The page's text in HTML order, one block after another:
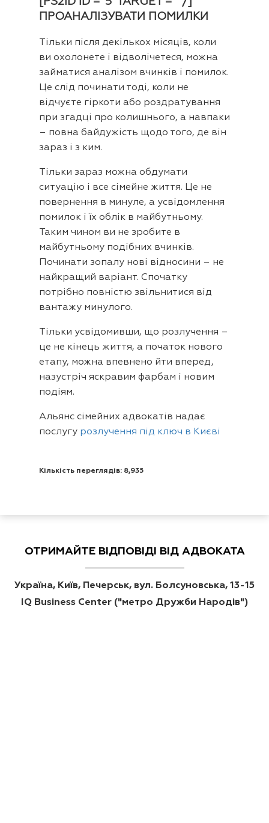
ПРОАНАЛІЗУВАТИ ПОМИЛКИ
Тільки після декількох місяців, коли
ви охолонете і відволічетеся, можна
займатися аналізом вчинків і помилок.
Це слід починати тоді, коли не
відчуєте гіркоти або роздратування
при згадці про колишнього, а навпаки
– повна байдужість щодо того, де він
зараз і з ким.
Тільки зараз можна обдумати
ситуацію і все сімейне життя. Це не
повернення в минуле, а усвідомлення
помилок і їх облік в майбутньому.
Таким чином ви не зробите в
майбутньому подібних вчинків.
Починати зопалу нові відносини – не
найкращий варіант. Спочатку
потрібно повністю звільнитися від
вантажу минулого.
Тільки усвідомивши, що розлучення –
це не кінець життя, а початок нового
етапу, можна впевнено йти вперед,
назустріч яскравим фарбам і новим
подіям.
Альянс сімейних адвокатів надає
послугу розлучення під ключ в Києві
Кількість переглядів: 8,935
ОТРИМАЙТЕ ВІДПОВІДІ ВІД АДВОКАТА
Україна, Київ, Печерськ, вул. Болсуновська, 13-15
IQ Business Center ("метро Дружби Народів")